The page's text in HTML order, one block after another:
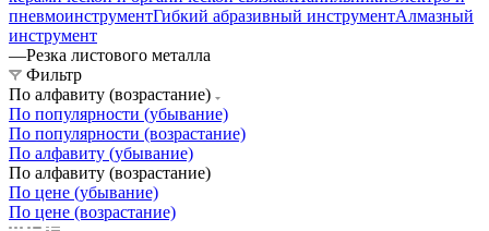
пневмоинструментГибкий абразивный инструментАлмазный
инструмент
—Резка листового металла
Фильтр
По алфавиту (возрастание)
По популярности (убывание)
По популярности (возрастание)
По алфавиту (убывание)
По алфавиту (возрастание)
По цене (убывание)
По цене (возрастание)